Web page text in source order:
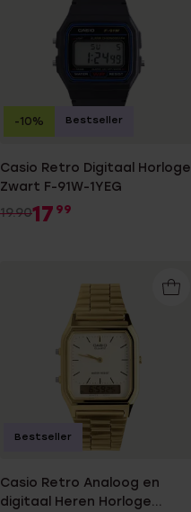
Casio Retro Digitaal Horloge
Zwart F-91W-1YEG
19.9017 99
-10% Bestseller
Casio Retro Analoog en
digitaal Heren Horloge
Bestseller